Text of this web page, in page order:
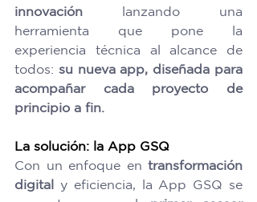
innovación lanzando una
herramienta que pone la
experiencia técnica al alcance de
todos: su nueva app, diseñada para
acompañar cada proyecto de
principio a fin.
La solución: la App GSQ
Con un enfoque en transformación
digital y eficiencia, la App GSQ se